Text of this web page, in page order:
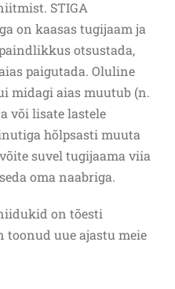
STIGA
on kaasas tugijaam ja
otsustada,
paigutada. Oluline
midagi aias muutub (n.
või lisate lastele
hõlpsasti muuta
suvel tugijaama viia
oma naabriga.
on tõesti
uue ajastu meie